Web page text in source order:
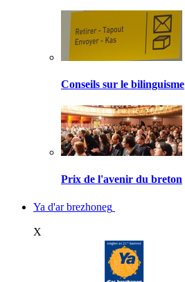
Conseils sur le bilinguisme
Prix de l'avenir du breton
Ya d'ar brezhoneg
X